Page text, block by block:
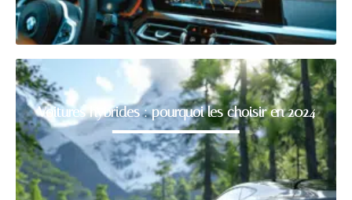
Voitures hybrides : pourquoi les choisir en 2024